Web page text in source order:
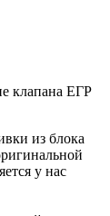
клапана ЕГР
из блока
у нас